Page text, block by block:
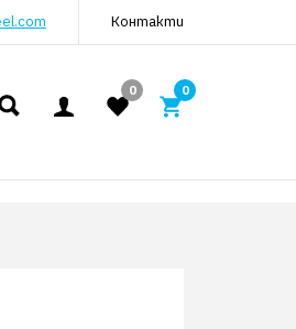
Контакти
0 0